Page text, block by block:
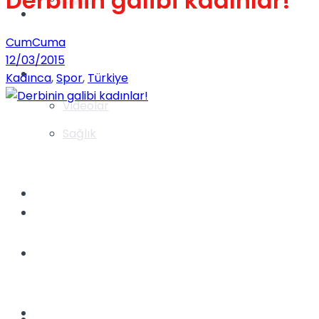
Videolar
Gündem
Yaşam
Sağlık
CumCuma
12/03/2015
Kadınca,Spor, Türkiye